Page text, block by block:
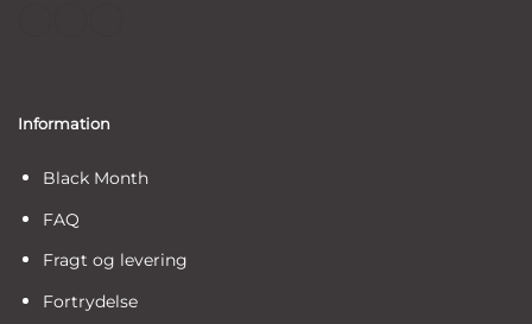
Information
Black Month
FAQ
Fragt og levering
Fortrydelse